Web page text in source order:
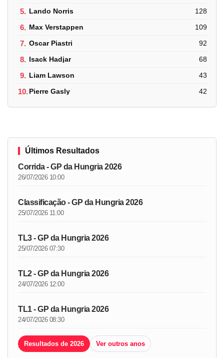
5. Lando Norris 128
6. Max Verstappen 109
7. Oscar Piastri 92
8. Isack Hadjar 68
9. Liam Lawson 43
10.Pierre Gasly 42
Últimos Resultados
Corrida - GP da Hungria 2026
26/07/2026 10:00
Classificação - GP da Hungria 2026
25/07/2026 11:00
TL3 - GP da Hungria 2026
25/07/2026 07:30
TL2 - GP da Hungria 2026
24/07/2026 12:00
TL1 - GP da Hungria 2026
24/07/2026 08:30
Resultados de 2026 Ver outros anos